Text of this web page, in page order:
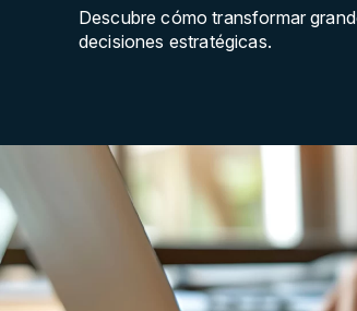
Descubre cómo transformar
decisiones estratégicas.